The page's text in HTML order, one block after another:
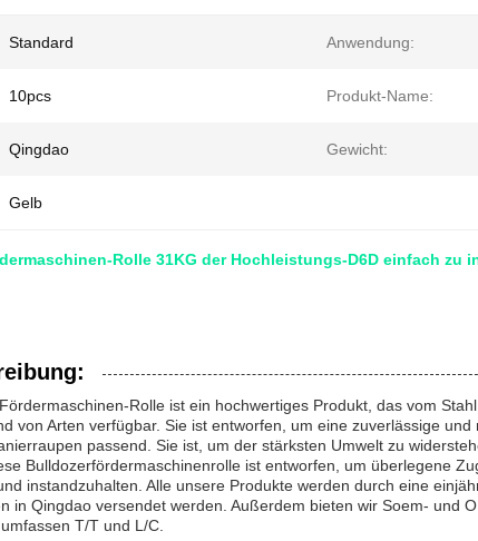
Standard Anwendung:
10pcs Produkt-Name:
Qingdao Gewicht:
Gelb
Rolle 31KG der Hochleistungs-D6D einfach zu
Rolle ist ein hochwertiges Produkt, das vom
von Arten verfügbar. Sie ist entworfen, um eine zuverlässige
passend. Sie ist, um der stärksten Umwelt zu
Bulldozerfördermaschinenrolle ist entworfen, um überlegene
instandzuhalten. Alle unsere Produkte werden durch eine
in Qingdao versendet werden. Außerdem bieten wir Soem- und
T/T und L/C.